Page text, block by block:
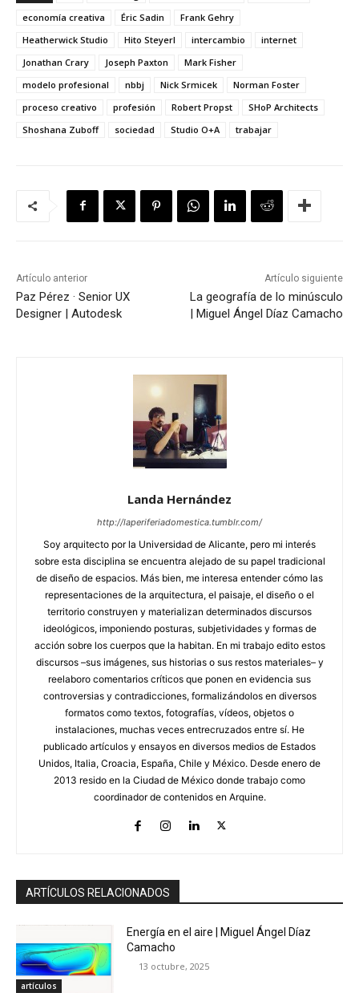
economía creativa
Éric Sadin
Frank Gehry
Heatherwick Studio
Hito Steyerl intercambio
internet
Jonathan Crary
Joseph Paxton
Mark Fisher
modelo profesional
nbbj Nick Srmicek
Norman Foster
proceso creativo
profesión Robert Propst
SHoP Architects
Shoshana Zuboff
sociedad Studio O+A trabajar
Artículo anterior
Paz Pérez · Senior UX
Designer | Autodesk
Artículo siguiente
La geografía de lo minúsculo
| Miguel Ángel Díaz Camacho
Landa Hernández
http://laperiferiadomestica.tumblr.com/
Soy arquitecto por la Universidad de Alicante, pero mi interés
sobre esta disciplina se encuentra alejado de su papel tradicional
de diseño de espacios. Más bien, me interesa entender cómo las
representaciones de la arquitectura, el paisaje, el diseño o el
territorio construyen y materializan determinados discursos
ideológicos, imponiendo posturas, subjetividades y formas de
acción sobre los cuerpos que la habitan. En mi trabajo edito estos
discursos –sus imágenes, sus historias o sus restos materiales– y
reelaboro comentarios críticos que ponen en evidencia sus
controversias y contradicciones, formalizándolos en diversos
formatos como textos, fotografías, vídeos, objetos o
instalaciones, muchas veces entrecruzados entre sí. He
publicado artículos y ensayos en diversos medios de Estados
Unidos, Italia, Croacia, España, Chile y México. Desde enero de
2013 resido en la Ciudad de México donde trabajo como
coordinador de contenidos en Arquine.
ARTÍCULOS RELACIONADOS
artículos
Energía en el aire | Miguel Ángel Díaz
Camacho
13 octubre, 2025